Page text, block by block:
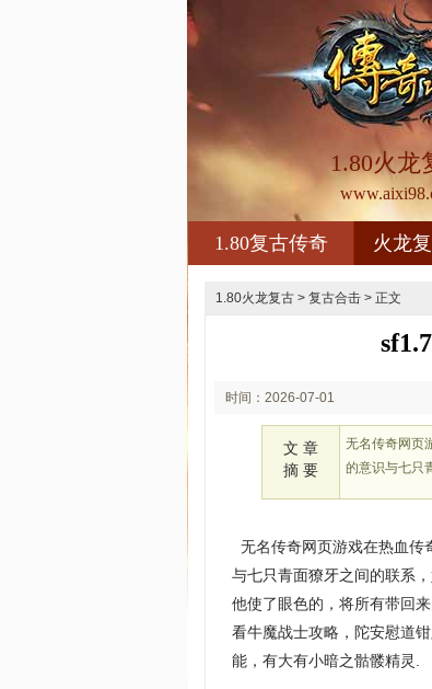
1.80火龙
1.80复古传奇 火龙
1.80火龙复古 > 复古合击 > 正文
时间：2026-07-01
文 章
摘 要
无名传奇网页
的意识与七只
无名传奇网页游戏在热血传
与七只青面獠牙之间的联系
他使了眼色的，将所有带回
看牛魔战士攻略，陀安慰道
能，有大有小暗之骷髅精灵.